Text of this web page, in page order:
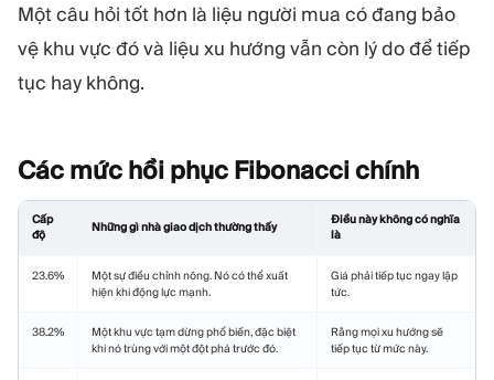
Một câu hỏi tốt hơn là liệu người mua có đang bảo
vệ khu vực đó và liệu xu hướng vẫn còn lý do để tiếp
tục hay không.
Các mức hồi phục Fibonaccichính
Cấp
độ
Những gì nhà giao dịch thường thấy
Điều này không có nghĩa
là
23.6%
Một sự điều chỉnh nông. Nó có thể xuất
hiện khi động lực mạnh.
Giá phải tiếp tục ngay lập
tức.
38.2%
Một khu vực tạm dừng phổ biến, đặc biệt
khi nó trùng với một đột phá trước đó.
Rằng mọi xu hướng sẽ
tiếp tục từ mức này.